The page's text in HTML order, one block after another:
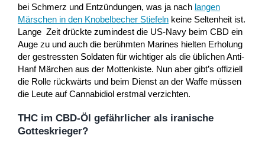
bei Schmerz und Entzündungen, was ja nach langen
Märschen in den Knobelbecher Stiefeln keine Seltenheit ist.
Lange Zeit drückte zumindest die US-Navy beim CBD ein
Auge zu und auch die berühmten Marines hielten Erholung
der gestressten Soldaten für wichtiger als die üblichen Anti-
Hanf Märchen aus der Mottenkiste. Nun aber gibt’s offiziell
die Rolle rückwärts und beim Dienst an der Waffe müssen
die Leute auf Cannabidiol erstmal verzichten.
THC im CBD-Öl gefährlicher als iranische
Gotteskrieger?